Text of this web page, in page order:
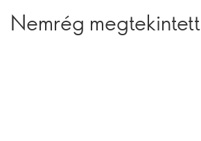
Nemrég megtekintett